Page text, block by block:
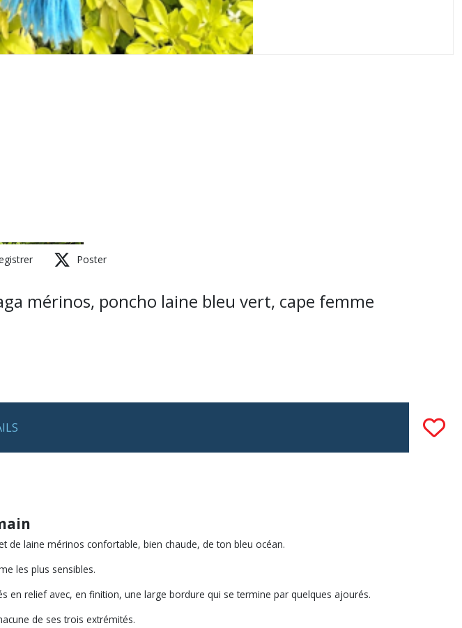
Poster
mérinos, poncho laine bleu vert, cape femme
de laine mérinos confortable, bien chaude, de ton bleu océan.
les plus sensibles.
relief avec, en finition, une large bordure qui se termine par quelques ajourés.
de ses trois extrémités.